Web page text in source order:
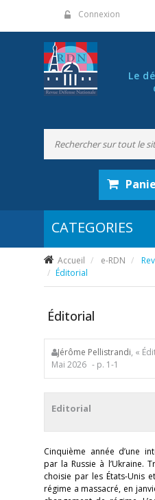
Connexion
Le
Accueil e-RDN
Éditorial
Éditorial
Jérôme Pellistrandi, «
Mai 2026 - p. 1-1
Editorial
Cinquième année d’une
par la Russie à l’Ukraine.
choisie par les États-Unis
régime a massacré, en